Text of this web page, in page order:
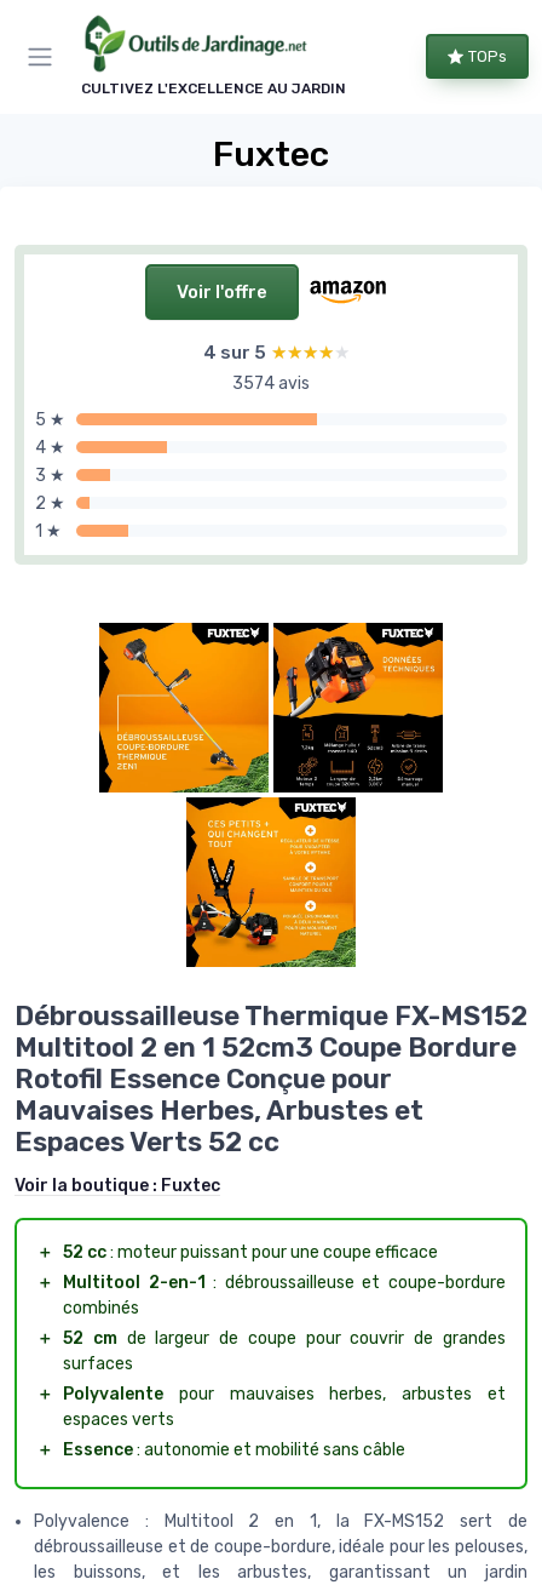
CULTIVEZ L'EXCELLENCE AU JARDIN
TOPs
Fuxtec
Voir l'offre
4 sur 5 ★★★★★
★★★★★
3574 avis
5 ★
4 ★
3 ★
2 ★
1 ★
Débroussailleuse Thermique FX-MS152
Multitool 2 en 1 52cm3 Coupe Bordure
Rotofil Essence Conçue pour
Mauvaises Herbes, Arbustes et
Espaces Verts 52 cc
Voir la boutique : Fuxtec
＋ 52 cc: moteur puissant pour une coupe efficace
＋
Multitool 2-en-1 : débroussailleuse et coupe-bordure
combinés
＋ 52 cmde largeur de coupe pour couvrir de grandes
surfaces
＋
Polyvalente pour mauvaises herbes, arbustes et
espaces verts
＋
Essence: autonomie et mobilité sans câble
Polyvalence : Multitool 2 en 1, la FX-MS152 sert de
débroussailleuse et de coupe-bordure, idéale pour les pelouses,
les buissons, et les arbustes, garantissant un jardin
Panneau de gestion des cookies